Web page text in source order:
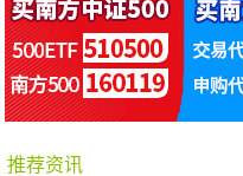
推荐资讯